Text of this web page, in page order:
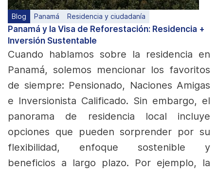
Blog Panamá Residencia y ciudadanía
Panamá y la Visa de Reforestación: Residencia +
Inversión Sustentable
Cuando hablamos sobre la residencia en
Panamá, solemos mencionar los favoritos
de siempre: Pensionado, Naciones Amigas
e Inversionista Calificado. Sin embargo, el
panorama de residencia local incluye
opciones que pueden sorprender por su
flexibilidad, enfoque sostenible y
beneficios a largo plazo. Por ejemplo, la